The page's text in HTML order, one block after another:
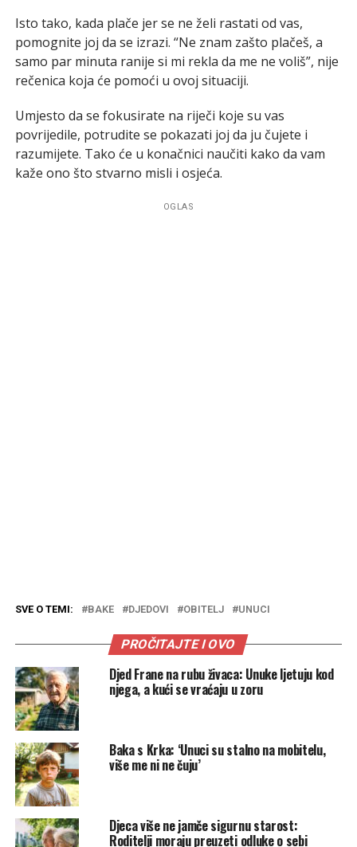
Isto tako, kada plače jer se ne želi rastati od vas,
pomognite joj da se izrazi. “Ne znam zašto plačeš, a
samo par minuta ranije si mi rekla da me ne voliš”, nije
rečenica koja će pomoći u ovoj situaciji.
Umjesto da se fokusirate na riječi koje su vas
povrijedile, potrudite se pokazati joj da ju čujete i
razumijete. Tako će u konačnici naučiti kako da vam
kaže ono što stvarno misli i osjeća.
OGLAS
SVE O TEMI: BAKE DJEDOVI OBITELJ UNUCI
PROČITAJTE I OVO
Djed Frane na rubu živaca: Unuke ljetuju kod
njega, a kući se vraćaju u zoru
Baka s Krka: ‘Unuci su stalno na mobitelu,
više me ni ne čuju’
Djeca više ne jamče sigurnu starost:
Roditelji moraju preuzeti odluke o sebi